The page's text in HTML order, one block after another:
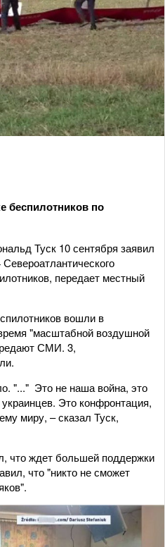
беспилотников по
Туск 10 сентября заявил
передает местный
вошли в
"масштабной воздушной
СМИ. 3,
"..." Это не наша война, это
Это конфронтация,
миру, – сказал Туск,
что ждет большей поддержки
что "никто не сможет